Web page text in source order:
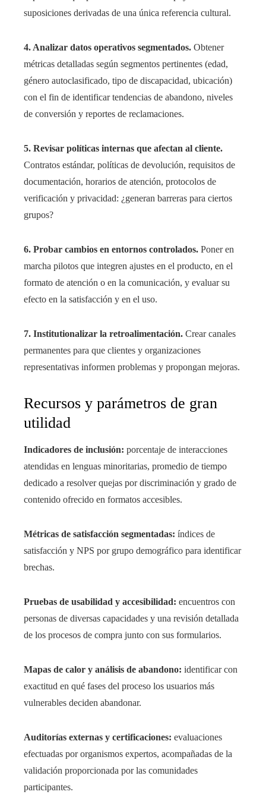
suposiciones derivadas de una única referencia cultural.
4. Analizar datos operativos segmentados. Obtener
métricas detalladas según segmentos pertinentes (edad,
género autoclasificado, tipo de discapacidad, ubicación)
con el fin de identificar tendencias de abandono, niveles
de conversión y reportes de reclamaciones.
5. Revisar políticas internas que afectan al cliente.
Contratos estándar, políticas de devolución, requisitos de
documentación, horarios de atención, protocolos de
verificación y privacidad: ¿generan barreras para ciertos
grupos?
6. Probar cambios en entornos controlados. Poner en
marcha pilotos que integren ajustes en el producto, en el
formato de atención o en la comunicación, y evaluar su
efecto en la satisfacción y en el uso.
7. Institutionalizar la retroalimentación. Crear canales
permanentes para que clientes y organizaciones
representativas informen problemas y propongan mejoras.
Recursos y parámetros de gran
utilidad
Indicadores de inclusión: porcentaje de interacciones
atendidas en lenguas minoritarias, promedio de tiempo
dedicado a resolver quejas por discriminación y grado de
contenido ofrecido en formatos accesibles.
Métricas de satisfacción segmentadas: índices de
satisfacción y NPS por grupo demográfico para identificar
brechas.
Pruebas de usabilidad y accesibilidad: encuentros con
personas de diversas capacidades y una revisión detallada
de los procesos de compra junto con sus formularios.
Mapas de calor y análisis de abandono: identificar con
exactitud en qué fases del proceso los usuarios más
vulnerables deciden abandonar.
Auditorías externas y certificaciones: evaluaciones
efectuadas por organismos expertos, acompañadas de la
validación proporcionada por las comunidades
participantes.